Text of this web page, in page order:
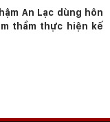
An Lạc dùng hôn
thầm thực hiện kế